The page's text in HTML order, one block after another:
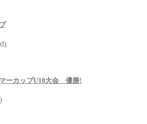
ーカップU10大会 優勝!